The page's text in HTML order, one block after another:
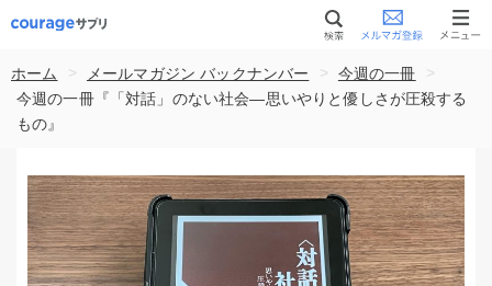
ホーム > メールマガジン バックナンバー > 今週の一冊
>
今週の一冊『「対話」のない社会―思いやりと優しさが圧殺する
もの』